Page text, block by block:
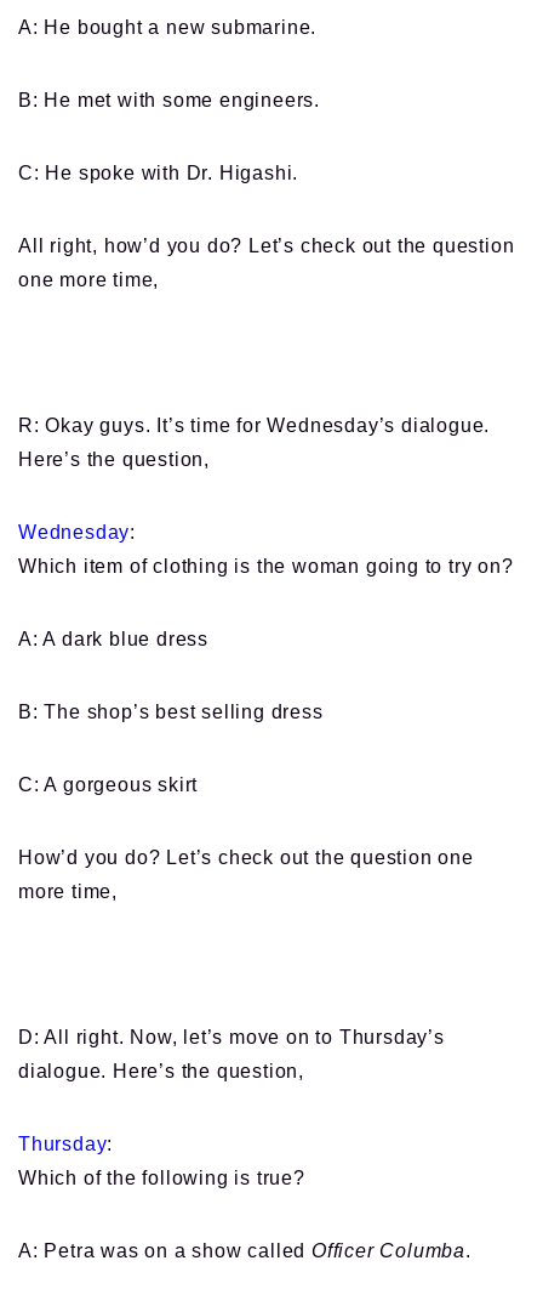
A: He bought a new submarine.
B: He met with some engineers.
C: He spoke with Dr. Higashi.
All right, how’d you do? Let’s check out the question
one more time,
R: Okay guys. It’s time for Wednesday’s dialogue.
Here’s the question,
Wednesday:
Which item of clothing is the woman going to try on?
A: A dark blue dress
B: The shop’s best selling dress
C: A gorgeous skirt
How’d you do? Let’s check out the question one
more time,
D: All right. Now, let’s move on to Thursday’s
dialogue. Here’s the question,
Thursday:
Which of the following is true?
A: Petra was on a show called Officer Columba.